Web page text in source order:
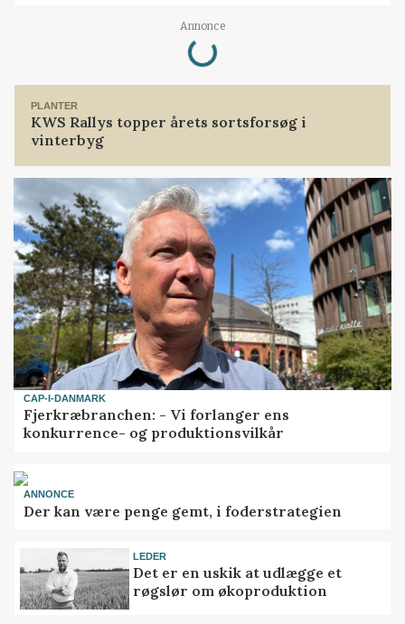
Annonce
Loading...
PLANTER
KWS Rallys topper årets sortsforsøg i
vinterbyg
CAP-I-DANMARK
Fjerkræbranchen: - Vi forlanger ens
konkurrence- og produktionsvilkår
ANNONCE
Der kan være penge gemt, i foderstrategien
LEDER
Det er en uskik at udlægge et
røgslør om økoproduktion